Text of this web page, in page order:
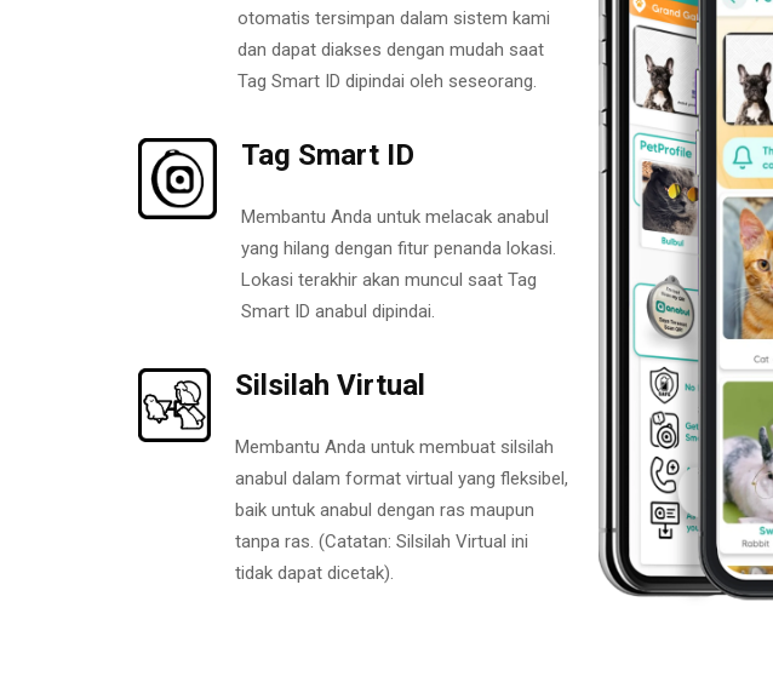
otomatis tersimpan dalam sistem kami
dan dapat diakses dengan mudah saat
Tag Smart ID dipindai oleh seseorang.
Tag Smart ID
Membantu Anda untuk melacak anabul
yang hilang dengan fitur penanda lokasi.
Lokasi terakhir akan muncul saat Tag
Smart ID anabul dipindai.
Silsilah Virtual
Membantu Anda untuk membuat silsilah
anabul dalam format virtual yang fleksibel,
baik untuk anabul dengan ras maupun
tanpa ras. (Catatan: Silsilah Virtual ini
tidak dapat dicetak).